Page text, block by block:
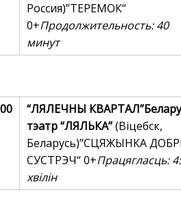
Россия)”ТЕРЕМОК“
0+Продолжительность: 40
минут
“ЛЯЛЕЧНЫ КВАРТАЛ”
тэатр “ЛЯЛЬКА”(Віцебск,
Беларусь)”СЦЯЖЫНКА
СУСТРЭЧ“ 0+Працягласць:
хвілін